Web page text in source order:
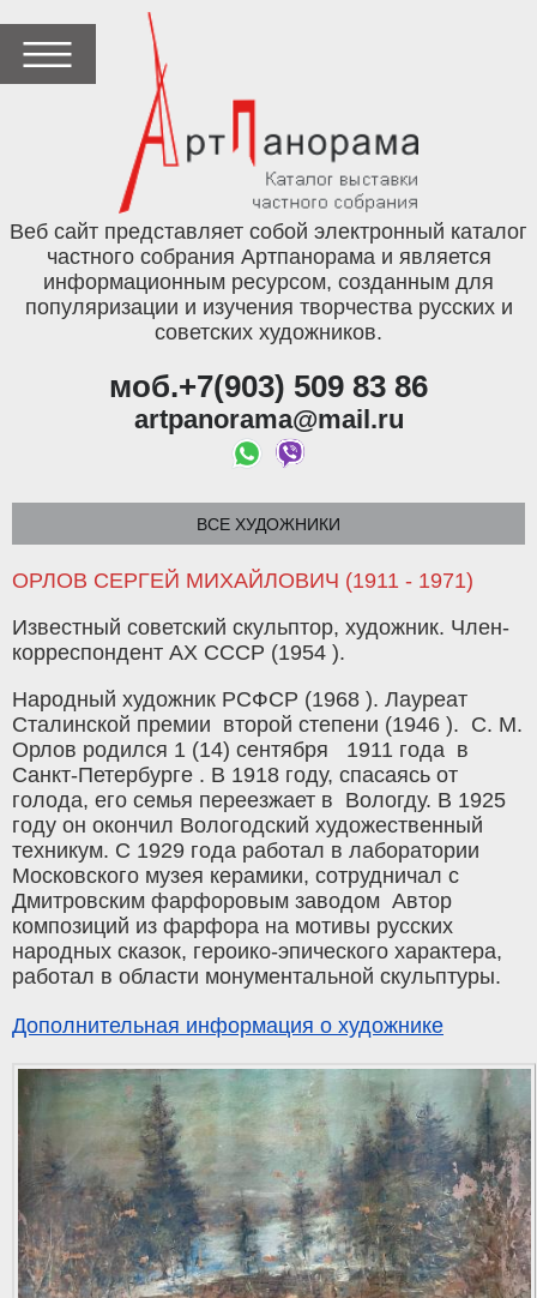
Веб сайт представляет собой электронный каталог
частного собрания Артпанорама и является
информационным ресурсом, созданным для
популяризации и изучения творчества русских и
советских художников.
моб.+7(903) 509 83 86
artpanorama@mail.ru
ВСЕ ХУДОЖНИКИ
ОРЛОВ СЕРГЕЙ МИХАЙЛОВИЧ (1911 - 1971)
Известный советский скульптор, художник. Член-
корреспондент АХ СССР (1954 ).
Народный художник РСФСР (1968 ). Лауреат
Сталинской премии второй степени (1946 ). С. М.
Орлов родился 1 (14) сентября 1911 года в
Санкт-Петербурге . В 1918 году, спасаясь от
голода, его семья переезжает в Вологду. В 1925
году он окончил Вологодский художественный
техникум. С 1929 года работал в лаборатории
Московского музея керамики, сотрудничал с
Дмитровским фарфоровым заводом Автор
композиций из фарфора на мотивы русских
народных сказок, героико-эпического характера,
работал в области монументальной скульптуры.
Дополнительная информация о художнике